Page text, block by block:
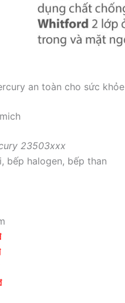
an toàn cho sức khỏe
23503xxx
bếp halogen, bếp than